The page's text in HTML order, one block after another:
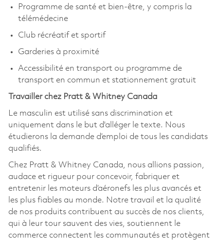
Programme de santé et bien-être, y compris la
télémédecine
Club récréatif et sportif
Garderies à proximité
Accessibilité en transport ou programme de
transport en commun et stationnement gratuit
Travailler chez Pratt & Whitney Canada
Le masculin est utilisé sans discrimination et
uniquement dans le but d'alléger le texte. Nous
étudierons la demande d’emploi de tous les candidats
qualifiés.
Chez Pratt & Whitney Canada, nous allions passion,
audace et rigueur pour concevoir, fabriquer et
entretenir les moteurs d’aéronefs les plus avancés et
les plus fiables au monde. Notre travail et la qualité
de nos produits contribuent au succès de nos clients,
qui à leur tour sauvent des vies, soutiennent le
commerce connectent les communautés et protègent